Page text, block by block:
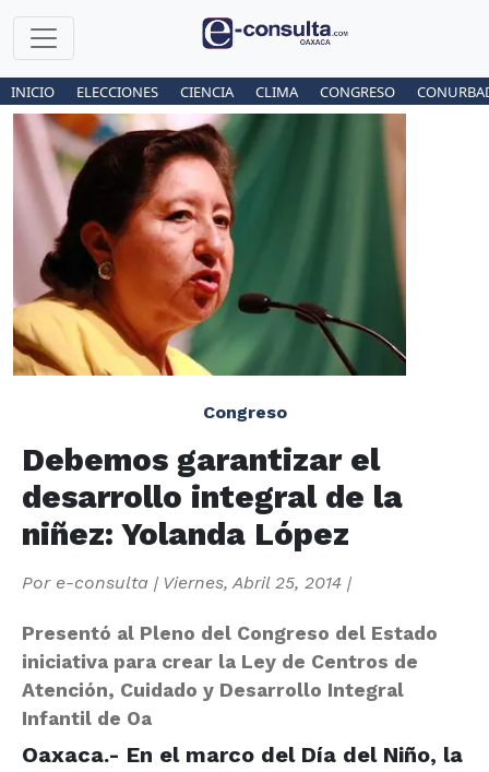
INICIO ELECCIONES CIENCIA CLIMA CONGRESO
Congreso
Debemos garantizar el
desarrollo integral de la
niñez: Yolanda López
Por e-consulta | Viernes, Abril 25, 2014 |
Presentó al Pleno del Congreso del Estado
iniciativa para crear la Ley de Centros de
Atención, Cuidado y Desarrollo Integral
Infantil de Oa
Oaxaca.- En el marco del Día del Niño, la